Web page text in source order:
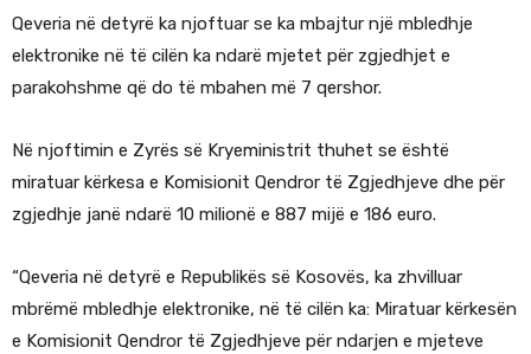
Qeveria në detyrë ka njoftuar se ka mbajtur një mbledhje
elektronike në të cilën ka ndarë mjetet për zgjedhjet e
parakohshme që do të mbahen më 7 qershor.
Në njoftimin e Zyrës së Kryeministrit thuhet se është
miratuar kërkesa e Komisionit Qendror të Zgjedhjeve dhe për
zgjedhje janë ndarë 10 milionë e 887 mijë e 186 euro.
“Qeveria në detyrë e Republikës së Kosovës, ka zhvilluar
mbrëmë mbledhje elektronike, në të cilën ka: Miratuar kërkesën
e Komisionit Qendror të Zgjedhjeve për ndarjen e mjeteve